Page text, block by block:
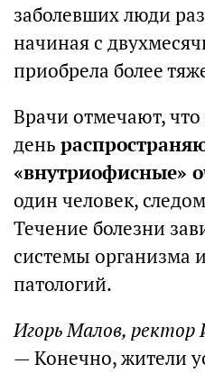
заболевших люди
начиная с
приобрела более
Врачи отмечают,
день
«внутриофисные»
один человек,
Течение болезни
системы организма
патологий.
Игорь Малов,
— Конечно, жители